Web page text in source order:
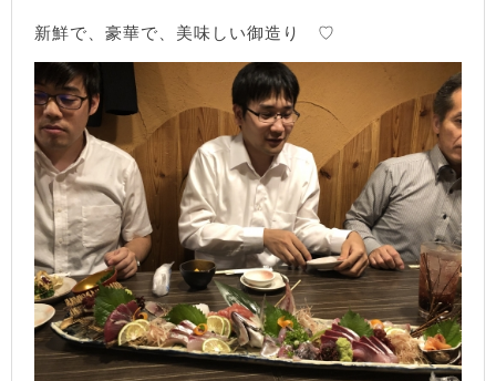
新鮮で、豪華で、美味しい御造り ♡